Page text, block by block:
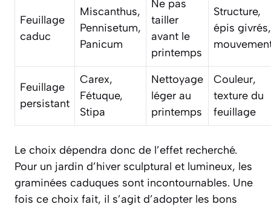
Feuillage
caduc
Miscanthus,
Pennisetum,
Panicum
Ne pas
tailler
avant le
printemps
Structure,
épis givrés,
Feuillage
persistant
Carex,
Fétuque,
Stipa
Nettoyage
léger au
printemps
Couleur,
texture du
feuillage
Le choix dépendra donc de l’effet recherché.
Pour un jardin d’hiver sculptural et lumineux, les
graminées caduques sont incontournables. Une
fois ce choix fait, il s’agit d’adopter les bons